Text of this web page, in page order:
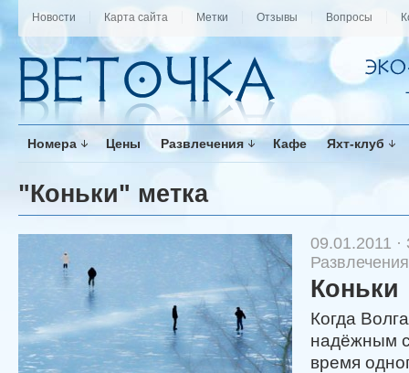
Новости Карта сайта Метки Отзывы Вопросы
Номера Цены Развлечения Кафе Яхт-клуб
"Коньки" метка
09.01.2011 ·
Развлечения
Коньки
Когда
надёжным
время